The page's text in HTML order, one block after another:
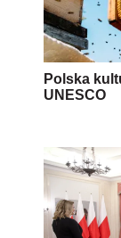
Polska
UNESCO